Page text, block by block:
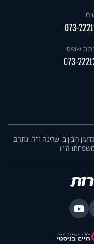
073-
שופס
073-
רובין בן שרינה ז"ל. נתרם
הי"ו